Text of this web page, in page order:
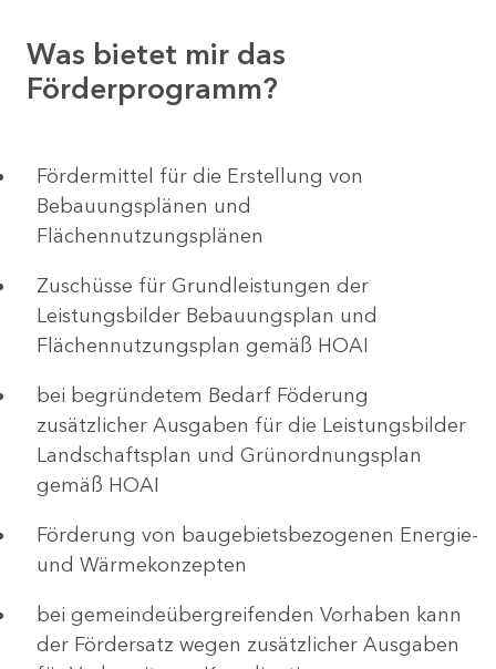
Was bietet mir das
Förderprogramm?
Fördermittel für die Erstellung von
Bebauungsplänen und
Flächennutzungsplänen
Zuschüsse für Grundleistungen der
Leistungsbilder Bebauungsplan und
Flächennutzungsplan gemäß HOAI
bei begründetem Bedarf Föderung
zusätzlicher Ausgaben für die Leistungsbilder
Landschaftsplan und Grünordnungsplan
gemäß HOAI
Förderung von baugebietsbezogenen Energie-
und Wärmekonzepten
bei gemeindeübergreifenden Vorhaben kann
der Fördersatz wegen zusätzlicher Ausgaben